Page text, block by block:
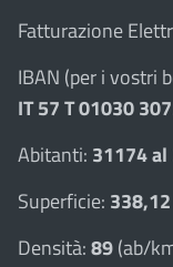
Fatturazione
IBAN (per i vostri
IT 57 T 01030
Abitanti: 31174
Superficie: 338,12
Densità:89(ab/